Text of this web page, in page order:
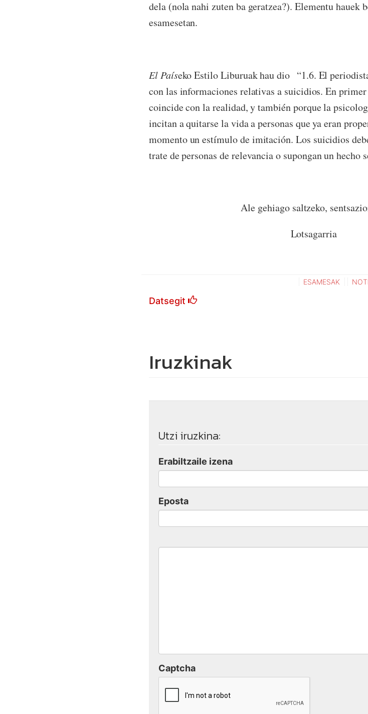
dela (nola nahi zuten ba geratzea?). Elementu hauek
esamesetan.
El Paíseko Estilo Liburuak hau dio “1.6. El
con las informaciones relativas a suicidios. En
coincide con la realidad, y también porque la
incitan a quitarse la vida a personas que ya eran
momento un estímulo de imitación. Los suicidios
trate de personas de relevancia o supongan un hecho
Ale gehiago saltzeko,
Lotsagarria
Datsegit
ESAMESAK
Iruzkinak
Utzi iruzkina:
Erabiltzaile izena
Eposta
Captcha